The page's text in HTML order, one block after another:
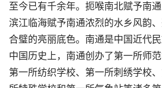
至今已有千余年。扼喉南北赋予南
滨江临海赋予南通浓烈的水乡风韵
合璧的亮丽底色。南通是中国近代
中国历史上，南通创办了第一所师
第一所纺织学校、第一所刺绣学校